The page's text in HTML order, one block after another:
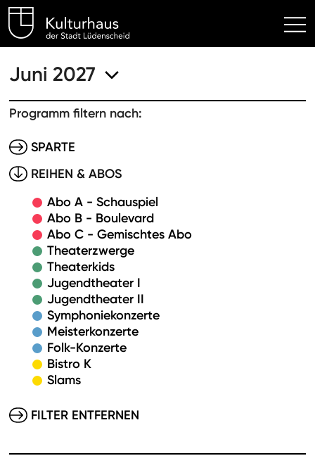
Kulturhaus Lüdenscheid
Juni 2027
Programm filtern nach:
SPARTE
REIHEN & ABOS
Abo A - Schauspiel
Abo B - Boulevard
Abo C - Gemischtes Abo
Theaterzwerge
Theaterkids
Jugendtheater I
Jugendtheater II
Symphoniekonzerte
Meisterkonzerte
Folk-Konzerte
Bistro K
Slams
FILTER ENTFERNEN